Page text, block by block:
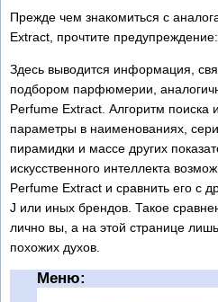
Прежде чем знакомиться с
Extract, прочтите предупреждение:
Здесь выводится информация,
подбором парфюмерии,
Perfume Extract. Алгоритм поиска
параметры в наименованиях,
пирамидки и массе других
искусственного интеллекта
Perfume Extract и сравнить его с
J или иных брендов. Такое
лично вы, а на этой странице
похожих духов.
Меню: